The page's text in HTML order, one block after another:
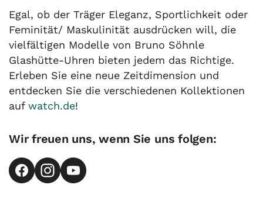
Egal, ob der Träger Eleganz, Sportlichkeit oder
Feminität/ Maskulinität ausdrücken will, die
vielfältigen Modelle von Bruno Söhnle
Glashütte-Uhren bieten jedem das Richtige.
Erleben Sie eine neue Zeitdimension und
entdecken Sie die verschiedenen Kollektionen
auf watch.de!
Wir freuen uns, wenn Sie uns folgen: